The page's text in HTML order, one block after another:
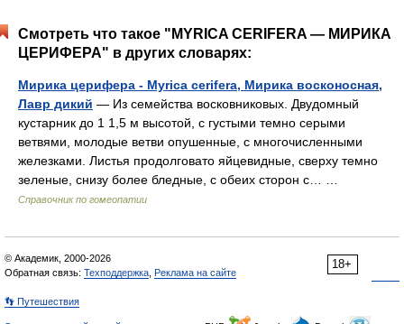
Смотреть что такое "MYRICA CERIFERA — МИРИКА
ЦЕРИФЕРА" в других словарях:
Мирика церифера - Myrica cerifera, Мирика восконосная,
Лавр дикий — Из семейства восковниковых. Двудомный
кустарник до 1 1,5 м высотой, с густыми темно серыми
ветвями, молодые ветви опушенные, с многочисленными
железками. Листья продолговато яйцевидные, сверху темно
зеленые, снизу более бледные, с обеих сторон с… …
Справочник по гомеопатии
18+
© Академик, 2000-2026
Обратная связь: Техподдержка Реклама на сайте
👣 Путешествия